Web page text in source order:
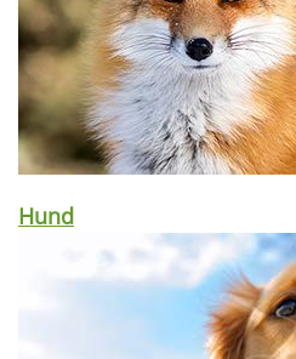
Hund